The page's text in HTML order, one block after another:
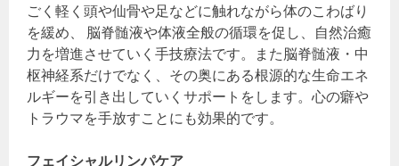
ごく軽く頭や仙骨や足などに触れながら体のこわばり
を緩め、 脳脊髄液や体液全般の循環を促し、自然治癒
力を増進させていく手技療法です。また脳脊髄液・中
枢神経系だけでなく、その奥にある根源的な生命エネ
ルギーを引き出していくサポートをします。心の癖や
トラウマを手放すことにも効果的です。
フェイシャルリンパケア